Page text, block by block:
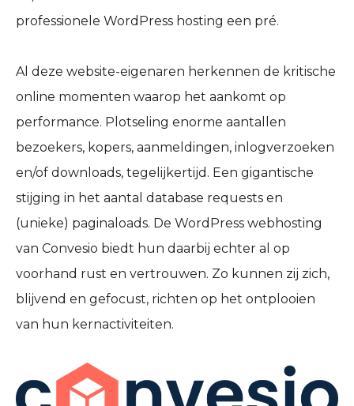
professionele WordPress hosting een pré.
Al deze website-eigenaren herkennen de kritische
online momenten waarop het aankomt op
performance. Plotseling enorme aantallen
bezoekers, kopers, aanmeldingen, inlogverzoeken
en/of downloads, tegelijkertijd. Een gigantische
stijging in het aantal database requests en
(unieke) paginaloads. De WordPress webhosting
van Convesio biedt hun daarbij echter al op
voorhand rust en vertrouwen. Zo kunnen zij zich,
blijvend en gefocust, richten op het ontplooien
van hun kernactiviteiten.